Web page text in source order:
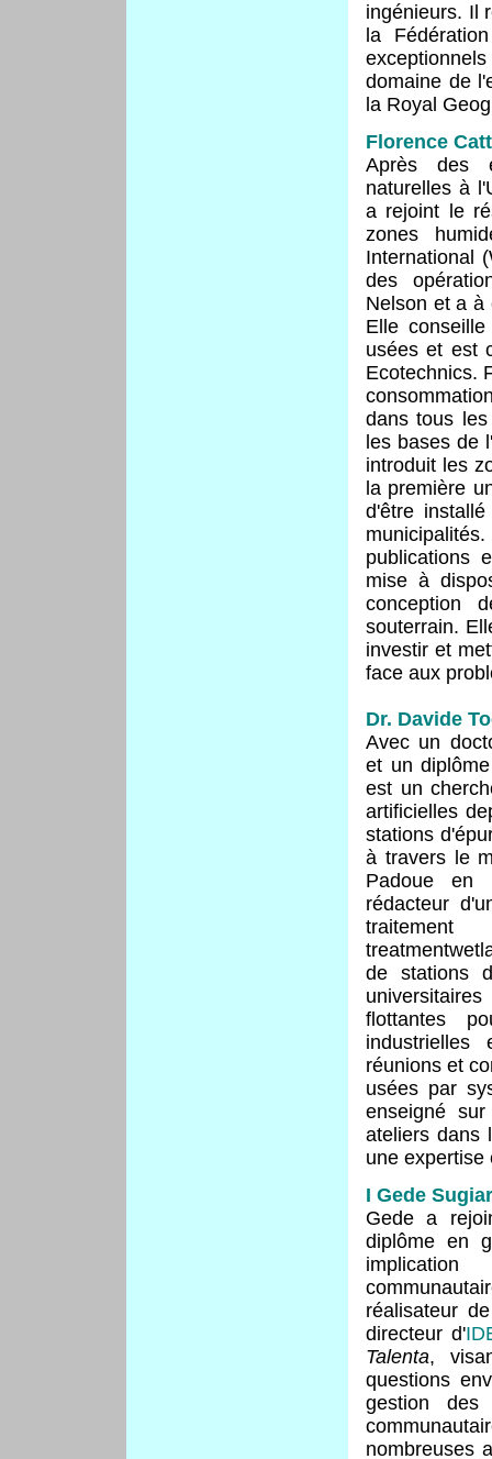
ingénieurs. Il
la
domaine de
la Royal
Florence
Après des
naturelles à
a rejoint le
zones
International
des
Nelson et a à
Elle
usées et est
Ecotechnics.
dans tous
les bases de
introduit les
la première
d'être
publications
mise à
conception
souterrain.
investir et
face aux
Dr. Davide
Avec un
et un
est un
artificielles
stations
à travers le
Padoue en
rédacteur
de stations
flottantes
réunions et
usées par
enseigné
ateliers dans
une expertise
I Gede
Gede a
diplôme en
réalisateur
directeur d'
Talenta,
questions
gestion des
nombreuses